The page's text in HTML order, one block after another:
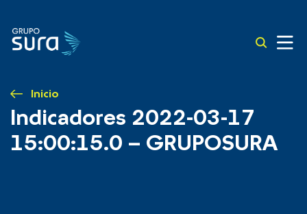
Inicio
Indicadores 2022-03-17
15:00:15.0 – GRUPOSURA